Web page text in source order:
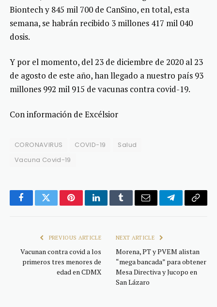
Biontech y 845 mil 700 de CanSino, en total, esta
semana, se habrán recibido 3 millones 417 mil 040
dosis.
Y por el momento, del 23 de diciembre de 2020 al 23
de agosto de este año, han llegado a nuestro país 93
millones 992 mil 915 de vacunas contra covid-19.
Con información de Excélsior
CORONAVIRUS COVID-19
Salud
Vacuna Covid-19
FacebookTwitterPinterestLinkedInTumblrEmail TelegramCopy
PREVIOUS ARTICLE
Vacunan contra covid a los
primeros tres menores de
edad en CDMX
NEXT ARTICLE
Morena, PT y PVEM alistan
“mega bancada” para obtener
Mesa Directiva y Jucopo en
San Lázaro